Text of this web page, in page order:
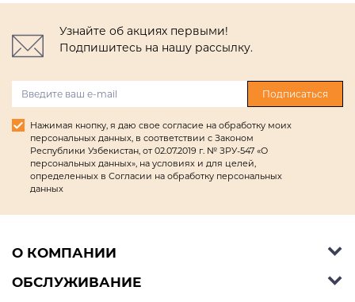
Узнайте об акциях первыми!
Подпишитесь на нашу рассылку.
Подписаться
Нажимая кнопку, я даю свое согласие на обработку моих
персональных данных, в соответствии с Законом
Республики Узбекистан, от 02.07.2019 г. № ЗРУ-547 «О
персональных данных», на условиях и для целей,
определенных в Согласии на обработку персональных
данных
О КОМПАНИИ
Об Ashley Furniture HomeStore
ОБСЛУЖИВАНИЕ